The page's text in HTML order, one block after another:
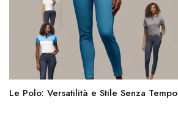
Le Polo: Versatilità e Stile Senza Tempo